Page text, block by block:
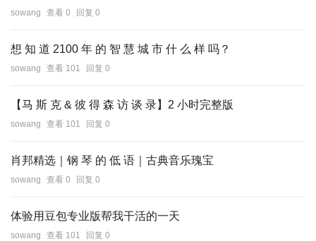
sowang 查看 0 回复 0
想 知 道 2100 年 的 智 慧 城 市 什 么 样 吗？
sowang 查看 101 回复 0
【马 斯 克 & 彼 得 森 访 谈 录】2 小时完整版
sowang 查看 101 回复 0
肖邦精选｜钢 琴 的 低 语｜古典音乐瑰宝
sowang 查看 0 回复 0
体验用豆包专业版帮我干活的一天
sowang 查看 101 回复 0